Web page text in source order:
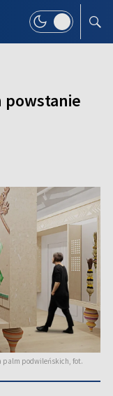
powstanie
palm podwileńskich, fot.